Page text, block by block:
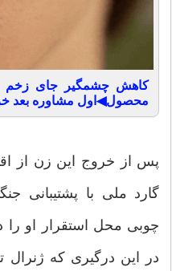
محصول◀اول مشاوره بعد
‏پس از خروج این زن از
گارد ملی با پشتیبانی
چوبی محل استقرار او
در این درگیری که ژنرال